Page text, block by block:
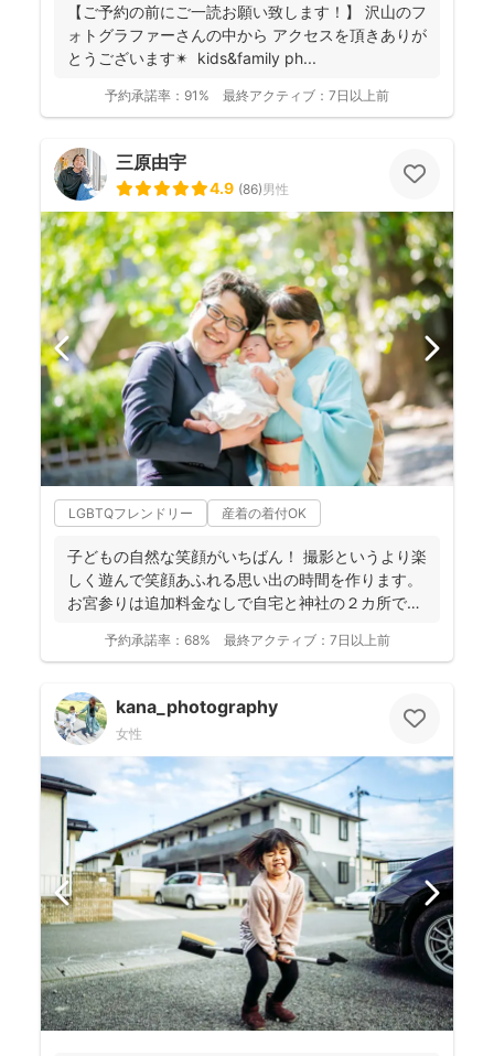
【ご予約の前にご一読お願い致します！】 沢山のフ
ォトグラファーさんの中から アクセスを頂きありが
とうございます✴︎ kids&family ph...
予約承諾率： 91% 最終アクティブ： 7日以上前
三原由宇
4.9 (86)男性
LGBTQフレンドリー 産着の着付OK
子どもの自然な笑顔がいちばん！ 撮影というより楽
しく遊んで笑顔あふれる思い出の時間を作ります。
お宮参りは追加料金なしで自宅と神社の２カ所で撮
予約承諾率： 68% 最終アクティブ： 7日以上前
kana_photography
女性